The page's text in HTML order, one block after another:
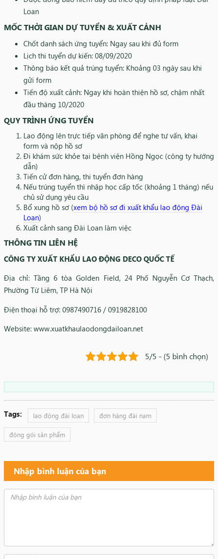
Loan
MỐC THỜI GIAN DỰ TUYỂN & XUẤT CẢNH
Chốt danh sách ứng tuyển: Ngay sau khi đủ form
Lịch thi tuyển dự kiến: 08/09/2020
Thông báo kết quả trúng tuyển: Khoảng 03 ngày sau khi
gửi form
Tiến độ xuất cảnh: Ngay khi hoàn thiện hồ sơ, chậm nhất
đầu tháng 10/2020
QUY TRÌNH ỨNG TUYỂN
Lao động lên trực tiếp văn phòng để nghe tư vấn, khai
form và nộp hồ sơ
Đi khám sức khỏe tại bệnh viện Hồng Ngọc (công ty hướng
dẫn)
Tiến cử đơn hàng, thi tuyển đơn hàng
Nếu trúng tuyển thì nhập học cấp tốc (khoảng 1 tháng) nếu
chủ sử dụng yêu cầu
Bổ xung hồ sơ (xem bộ hồ sơ đi xuất khẩu lao động Đài
Loan)
Xuất cảnh sang Đài Loan làm việc
THÔNG TIN LIÊN HỆ
CÔNG TY XUẤT KHẨU LAO ĐỘNG DECO QUỐC TẾ
Địa chỉ: Tầng 6 tòa Golden Field, 24 Phố Nguyễn Cơ Thạch,
Phường Từ Liêm, TP Hà Nội
Điện thoại hỗ trợ: 0987490716 / 0919828100
Website: www.xuatkhaulaodongdailoan.net
5/5 - (5 bình chọn)
Tags: lao động đài loan đơn hàng đài nam
đóng gói sản phẩm
Nhập bình luận của bạn